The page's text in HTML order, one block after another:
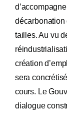
décarbonation
tailles. Au vu
création
sera
cours. Le
dialogue